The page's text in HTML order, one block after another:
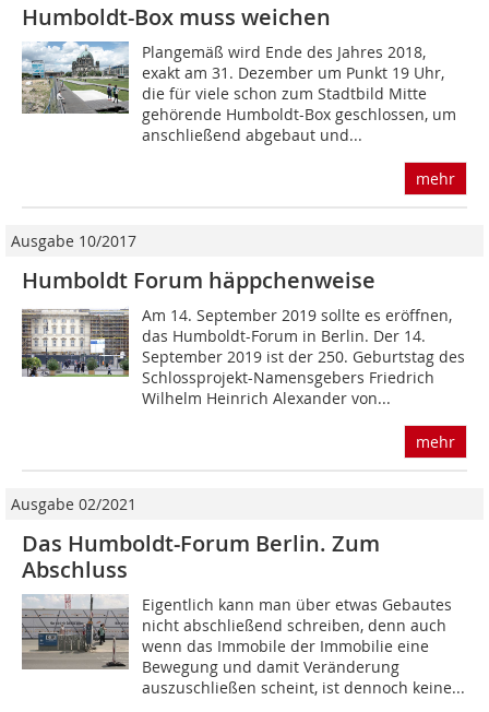
Humboldt-Box muss weichen
Plangemäß wird Ende des Jahres 2018,
exakt am 31. Dezember um Punkt 19 Uhr,
die für viele schon zum Stadtbild Mitte
gehörende Humboldt-Box geschlossen, um
anschließend abgebaut und...
mehr
Ausgabe 10/2017
Humboldt Forum häppchenweise
Am 14. September 2019 sollte es eröffnen,
das Humboldt-Forum in Berlin. Der 14.
September 2019 ist der 250. Geburtstag des
Schlossprojekt-Namensgebers Friedrich
Wilhelm Heinrich Alexander von...
mehr
Ausgabe 02/2021
Das Humboldt-Forum Berlin. Zum
Abschluss
Eigentlich kann man über etwas Gebautes
nicht abschließend schreiben, denn auch
wenn das Immobile der Immobilie eine
Bewegung und damit Veränderung
auszuschließen scheint, ist dennoch keine...